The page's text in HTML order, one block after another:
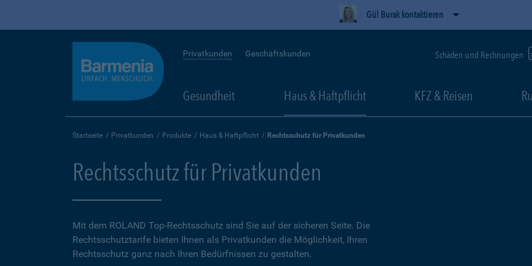
Gül Burak kontaktieren
Privatkunden Geschäftskunden Schäden und Rechnungen
Gesundheit Haus & Haftpflicht KFZ & Reisen
Startseite Privatkunden Produkte Haus & Haftpflicht Rechtsschutz für Privatkunden
Rechtsschutz für Privatkunden
Mit dem ROLAND Top-Rechtsschutz sind Sie auf der sicheren Seite. Die
Rechtsschutztarife bieten Ihnen als Privatkunden die Möglichkeit, Ihren
Rechtsschutz ganz nach Ihren Bedürfnissen zu gestalten.